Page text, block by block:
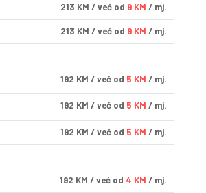
213 KM / već od 9 KM / mj.
213 KM / već od 9 KM / mj.
192 KM / već od 5 KM / mj.
192 KM / već od 5 KM / mj.
192 KM / već od 5 KM / mj.
192 KM / već od 4 KM / mj.